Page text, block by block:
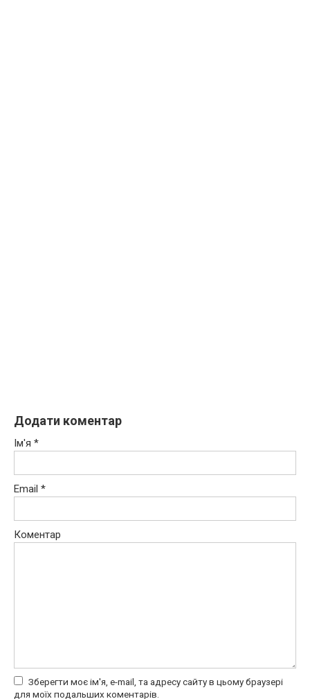
Додати коментар
Ім'я *
Email *
Коментар
Зберегти моє ім'я, e-mail, та адресу сайту в цьому браузері
для моїх подальших коментарів.